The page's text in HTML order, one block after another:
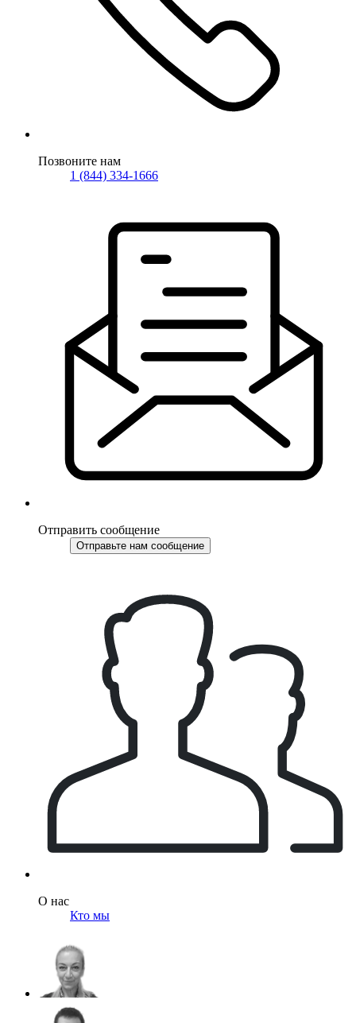
Позвоните нам
1 (844) 334-1666
Отправить сообщение
Отправьте нам сообщение
О нас
Кто мы